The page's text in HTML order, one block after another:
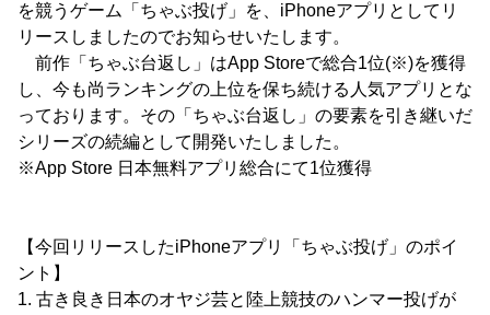
を競うゲーム「ちゃぶ投げ」を、iPhoneアプリとしてリ
リースしましたのでお知らせいたします。
前作「ちゃぶ台返し」はApp Storeで総合1位(※)を獲得
し、今も尚ランキングの上位を保ち続ける人気アプリとな
っております。その「ちゃぶ台返し」の要素を引き継いだ
シリーズの続編として開発いたしました。
※App Store 日本無料アプリ総合にて1位獲得
【今回リリースしたiPhoneアプリ「ちゃぶ投げ」のポイ
ント】
1. 古き良き日本のオヤジ芸と陸上競技のハンマー投げが